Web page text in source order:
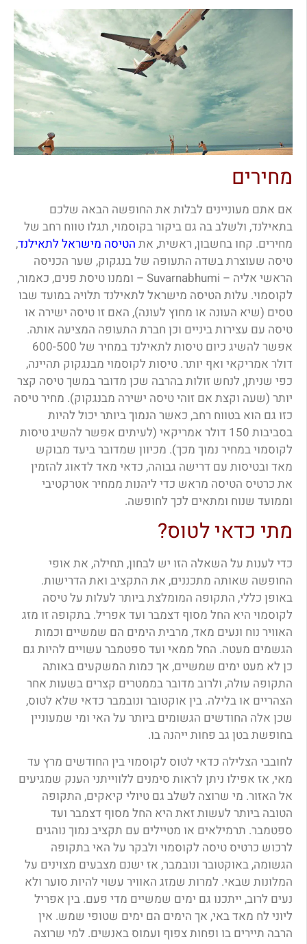
מחירים
אם אתם מעוניינים לבלות את החופשה הבאה שלכם
בתאילנד, ולשלב בה גם ביקור בקוסמוי, תגלו טווח רחב של
מחירים. קחו בחשבון, ראשית, את הטיסה מישראל לתאילנד,
טיסה שעוצרת בשדה התעופה של בנגקוק, שער הכניסה
הראשי אליה – Suvarnabhumi – וממנו טיסת פנים, כאמור,
לקוסמוי. עלות הטיסה מישראל לתאילנד תלויה במועד שבו
טסים (שיא העונה או מחוץ לעונה), האם זו טיסה ישירה או
טיסה עם עצירות ביניים וכן חברת התעופה המציעה אותה.
אפשר להשיג כיום טיסות לתאילנד במחיר של 600-500
דולר אמריקאי ואף יותר. טיסות לקוסמוי מבנגקוק תהיינה,
כפי שניתן, לנחש זולות בהרבה שכן מדובר במשך טיסה קצר
יותר (שעה וקצת אם זוהי טיסה ישירה מבנגקוק). מחיר טיסה
כזו גם הוא בטווח רחב, כאשר הנמוך ביותר יכול להיות
בסביבות 150 דולר אמריקאי (לעיתים אפשר להשיג טיסות
לקוסמוי במחיר נמוך מכך). מכיוון שמדובר ביעד מבוקש
מאד ובטיסות עם דרישה גבוהה, כדאי מאד לדאוג להזמין
את כרטיס הטיסה מראש כדי ליהנות ממחיר אטרקטיבי
וממועד שנוח ומתאים לכך לחופשה.
מתי כדאי לטוס?
כדי לענות על השאלה הזו יש לבחון, תחילה, את אופי
החופשה שאותה מתכננים, את התקציב ואת הדרישות.
באופן כללי, התקופה המומלצת ביותר לעלות על טיסה
לקוסמוי היא החל מסוף דצמבר ועד אפריל. בתקופה זו מזג
האוויר נוח ונעים מאד, מרבית הימים הם שמשיים וכמות
הגשמים מעטה. החל ממאי ועד ספטמבר עשויים להיות גם
כן לא מעט ימים שמשיים, אך כמות המשקעים באותה
התקופה עולה, ולרוב מדובר בממטרים קצרים בשעות אחר
הצהריים או בלילה. בין אוקטובר ונובמבר כדאי שלא לטוס,
שכן אלה החודשים הגשומים ביותר על האי ומי שמעוניין
בחופשת בטן גב פחות ייהנה בו.
לחובבי הצלילה כדאי לטוס לקוסמוי בין החודשים מרץ עד
מאי, אז אפילו ניתן לראות סימנים ללווייתני הענק שמגיעים
אל האזור. מי שרוצה לשלב גם טיולי קיאקים, התקופה
הטובה ביותר לעשות זאת היא החל מסוף דצמבר ועד
ספטמבר. תרמילאים או מטיילים עם תקציב נמוך נוהגים
לרכוש כרטיס טיסה לקוסמוי ולבקר על האי בתקופה
הגשומה, באוקטובר ונובמבר, אז ישנם מצבעים מצוינים על
המלונות שבאי. למרות שמזג האוויר עשוי להיות סוער ולא
נעים לרוב, ייתכנו גם ימים שמשיים מדי פעם. בין אפריל
ליוני לח מאד באי, אך הימים הם ימים שטופי שמש. אין
הרבה תיירים בו ופחות צפוף ועמוס באנשים. למי שרוצה